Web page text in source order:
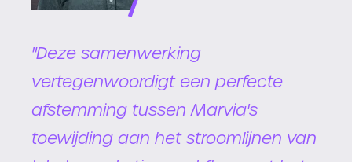
"Deze samenwerking
vertegenwoordigt een perfecte
afstemming tussen Marvia's
toewijding aan het stroomlijnen van